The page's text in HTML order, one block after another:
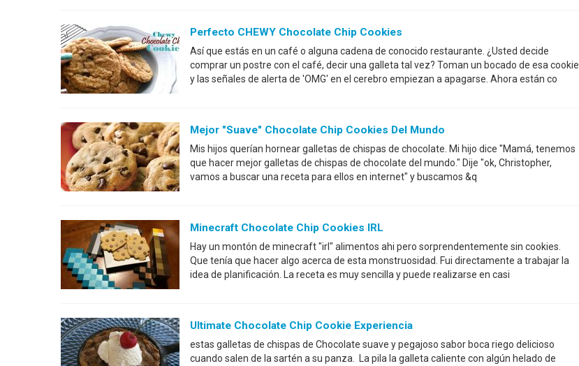
Perfecto CHEWY Chocolate Chip Cookies
Así que estás en un café o alguna cadena de conocido restaurante. ¿Usted decide
comprar un postre con el café, decir una galleta tal vez? Toman un bocado de esa cookie
y las señales de alerta de 'OMG' en el cerebro empiezan a apagarse. Ahora están co
Mejor "Suave" Chocolate Chip Cookies Del Mundo
Mis hijos querían hornear galletas de chispas de chocolate. Mi hijo dice "Mamá, tenemos
que hacer mejor galletas de chispas de chocolate del mundo." Dije "ok, Christopher,
vamos a buscar una receta para ellos en internet" y buscamos &q
Minecraft Chocolate Chip Cookies IRL
Hay un montón de minecraft "irl" alimentos ahi pero sorprendentemente sin cookies.
Que tenía que hacer algo acerca de esta monstruosidad. Fui directamente a trabajar la
idea de planificación. La receta es muy sencilla y puede realizarse en casi
Ultimate Chocolate Chip Cookie Experiencia
estas galletas de chispas de Chocolate suave y pegajoso sabor boca riego delicioso
cuando salen de la sartén a su panza. La pila la galleta caliente con algún helado de